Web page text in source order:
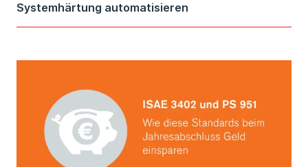
Systemhärtung automatisieren